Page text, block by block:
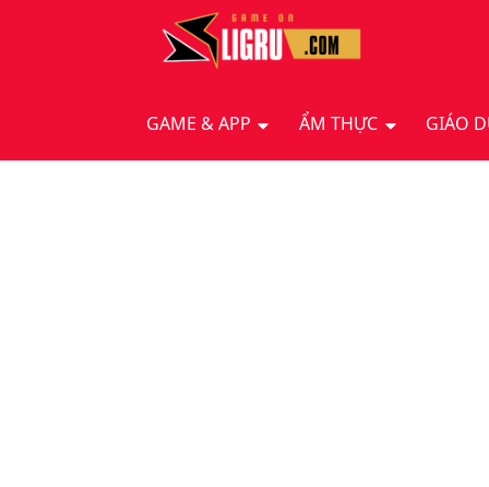
GAME & APP ẨM THỰC GIÁO